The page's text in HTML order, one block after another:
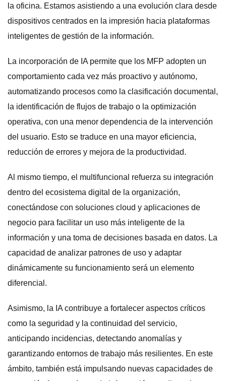
la oficina. Estamos asistiendo a una evolución clara desde
dispositivos centrados en la impresión hacia plataformas
inteligentes de gestión de la información.
La incorporación de IA permite que los MFP adopten un
comportamiento cada vez más proactivo y autónomo,
automatizando procesos como la clasificación documental,
la identificación de flujos de trabajo o la optimización
operativa, con una menor dependencia de la intervención
del usuario. Esto se traduce en una mayor eficiencia,
reducción de errores y mejora de la productividad.
Al mismo tiempo, el multifuncional refuerza su integración
dentro del ecosistema digital de la organización,
conectándose con soluciones cloud y aplicaciones de
negocio para facilitar un uso más inteligente de la
información y una toma de decisiones basada en datos. La
capacidad de analizar patrones de uso y adaptar
dinámicamente su funcionamiento será un elemento
diferencial.
Asimismo, la IA contribuye a fortalecer aspectos críticos
como la seguridad y la continuidad del servicio,
anticipando incidencias, detectando anomalías y
garantizando entornos de trabajo más resilientes. En este
ámbito, también está impulsando nuevas capacidades de